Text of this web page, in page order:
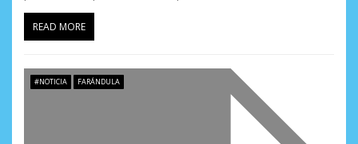
READ MORE
#NOTICIA FARÁNDULA